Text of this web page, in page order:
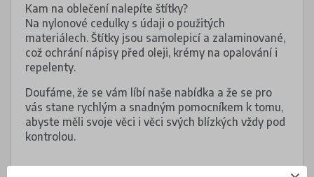
Kam na oblečení nalepíte štítky?
Na nylonové cedulky s údaji o použitých
materiálech. Štítky jsou samolepicí a zalaminované,
což ochrání nápisy před oleji, krémy na opalování i
repelenty.
Doufáme, že se vám líbí naše nabídka a že se pro
vás stane rychlým a snadným pomocníkem k tomu,
abyste měli svoje věci i věci svých blízkých vždy pod
kontrolou.